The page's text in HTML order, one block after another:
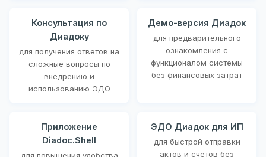
Консультация по
Диадоку
для получения ответов на
сложные вопросы по
внедрению и
использованию ЭДО
Демо-версия Диадок
для предварительного
ознакомления с
функционалом системы
без финансовых затрат
Приложение
Diadoc.Shell
ЭДО Диадок для ИП
для быстрой отправки
актов и счетов без